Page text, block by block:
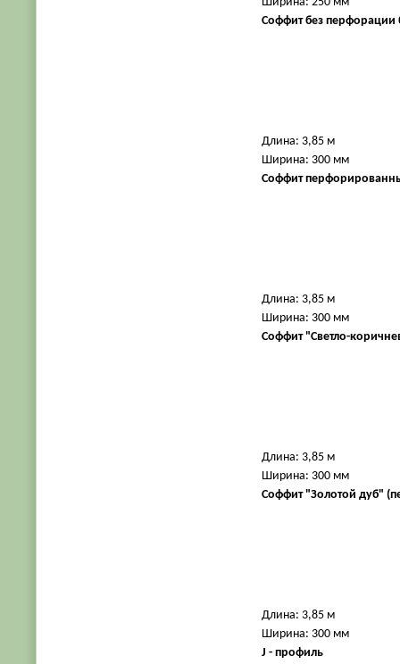
Соффит без перфорации
Длина: 3,85 м
Ширина: 300 мм
Соффит
Длина: 3,85 м
Ширина: 300 мм
Соффит "Светло-
Длина: 3,85 м
Ширина: 300 мм
Соффит "Золотой дуб"
Длина: 3,85 м
Ширина: 300 мм
J - профиль